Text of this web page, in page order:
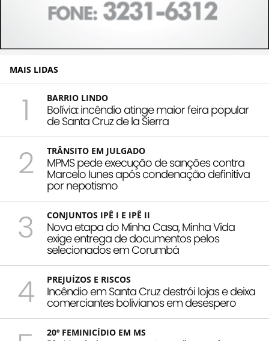
MAIS LIDAS
1 BARRIO LINDO
Bolívia: incêndio atinge maior feira popular
de Santa Cruz de la Sierra
2 TRÂNSITO EM JULGADO
MPMS pede execução de sanções contra
Marcelo Iunes após condenação definitiva
por nepotismo
3 CONJUNTOS IPÊ I E IPÊ II
Nova etapa do Minha Casa, Minha Vida
exige entrega de documentos pelos
selecionados em Corumbá
4 PREJUÍZOS E RISCOS
Incêndio em Santa Cruz destrói lojas e deixa
comerciantes bolivianos em desespero
20º FEMINICÍDIO EM MS